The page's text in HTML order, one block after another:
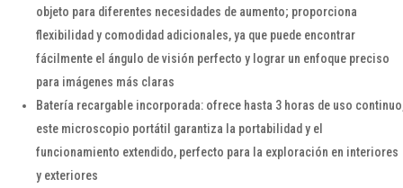
objeto para diferentes necesidades de aumento; proporciona
flexibilidad y comodidad adicionales, ya que puede encontrar
fácilmente el ángulo de visión perfecto y lograr un enfoque preciso
para imágenes más claras
Batería recargable incorporada: ofrece hasta 3 horas de uso
este microscopio portátil garantiza la portabilidad y el
funcionamiento extendido, perfecto para la exploración en interiores
y exteriores